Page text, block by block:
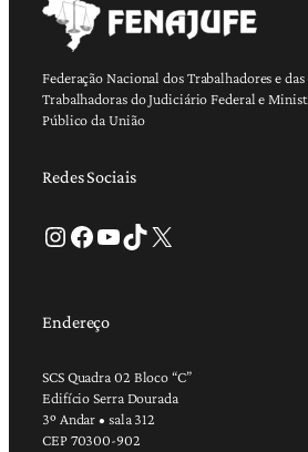
Federação Nacional dos Trabalhadores e das
Trabalhadoras do Judiciário Federal e
Público da União
Redes Sociais
Instagram Facebook Youtube TikTok X
Endereço
SCS Quadra 02 Bloco “C”
Edifício Serra Dourada
3º Andar • sala 312
CEP 70300-902